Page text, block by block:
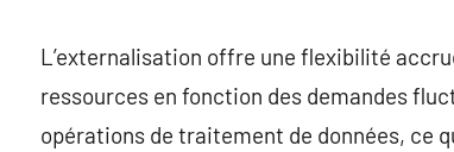
L’externalisation offre une flexibilité
ressources en fonction des demandes
opérations de traitement de données, ce